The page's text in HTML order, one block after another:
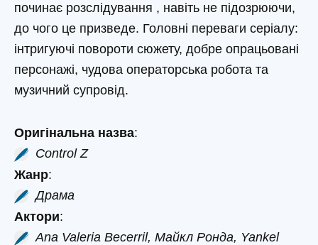
починає розслідування , навіть не підозрюючи,
до чого це призведе. Головні переваги серіалу:
інтригуючі повороти сюжету, добре опрацьовані
персонажі, чудова операторська робота та
музичний супровід.
Оригінальна назва:
Control Z
Жанр:
Драма
Актори:
Ana Valeria Becerril, Майкл Ронда, Yankel